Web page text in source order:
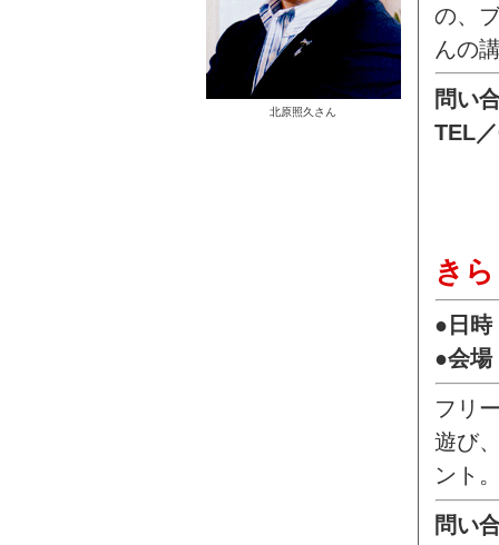
北原照久さん
の、
んの
問い
TEL
き
●日時
●会場
フリ
遊び
ント
問い